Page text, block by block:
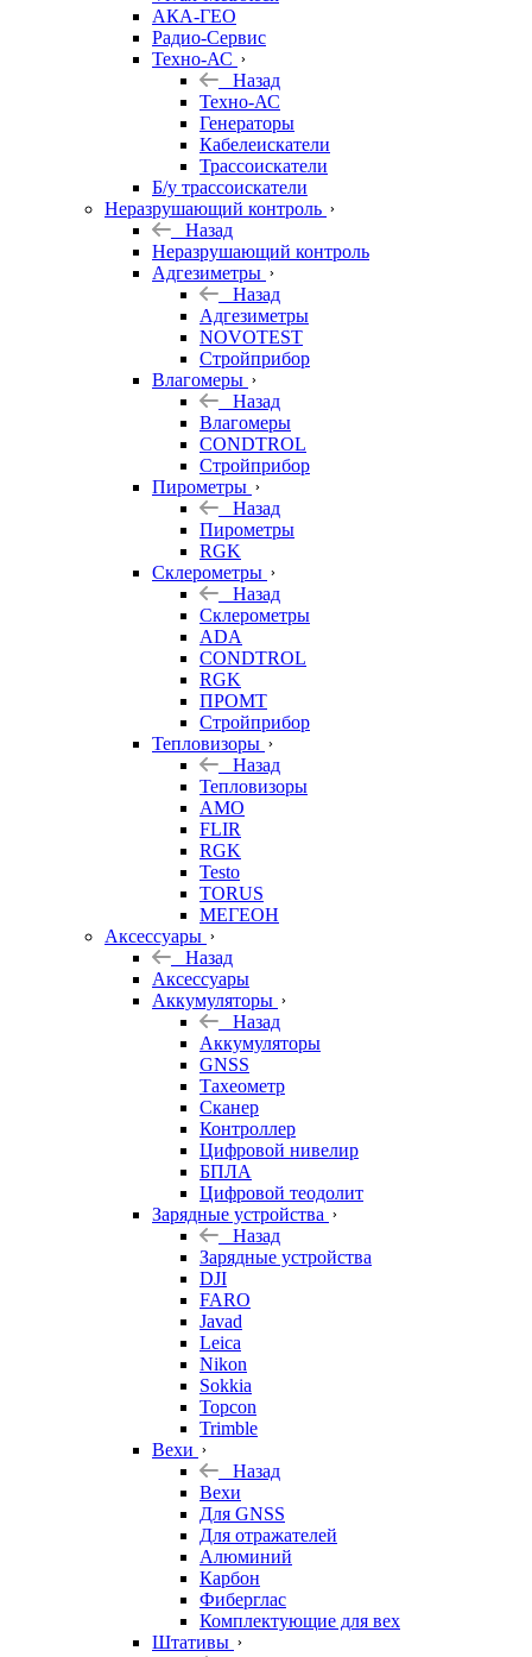
АКА-ГЕО
Радио-Сервис
Техно-АС
Назад
Техно-АС
Генераторы
Кабелеискатели
Трассоискатели
Б/у трассоискатели
Неразрушающий контроль
Назад
Неразрушающий контроль
Адгезиметры
Назад
Адгезиметры
NOVOTEST
Стройприбор
Влагомеры
Назад
Влагомеры
CONDTROL
Стройприбор
Пирометры
Назад
Пирометры
RGK
Склерометры
Назад
Склерометры
ADA
CONDTROL
RGK
ПРОМТ
Стройприбор
Тепловизоры
Назад
Тепловизоры
AMO
FLIR
RGK
Testo
TORUS
МЕГЕОН
Аксессуары
Назад
Аксессуары
Аккумуляторы
Назад
Аккумуляторы
GNSS
Тахеометр
Сканер
Контроллер
Цифровой нивелир
БПЛА
Цифровой теодолит
Зарядные устройства
Назад
Зарядные устройства
DJI
FARO
Javad
Leica
Nikon
Sokkia
Topcon
Trimble
Вехи
Назад
Вехи
Для GNSS
Для отражателей
Алюминий
Карбон
Фиберглас
Комплектующие для вех
Штативы